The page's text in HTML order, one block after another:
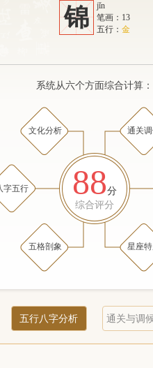
锦
jǐn
笔画：13
五行： 金
系统从六个方面综合计算：
字五行
文化分析
五格剖象
通关
星座
88分
综合评分
五行八字分析 通关与调